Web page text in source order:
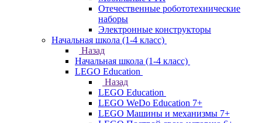
Отечественные робототехнические
наборы
Электронные конструкторы
Начальная школа (1-4 класс)
Назад
Начальная школа (1-4 класс)
LEGO Education
Назад
LEGO Education
LEGO WeDo Education 7+
LEGO Машины и механизмы 7+